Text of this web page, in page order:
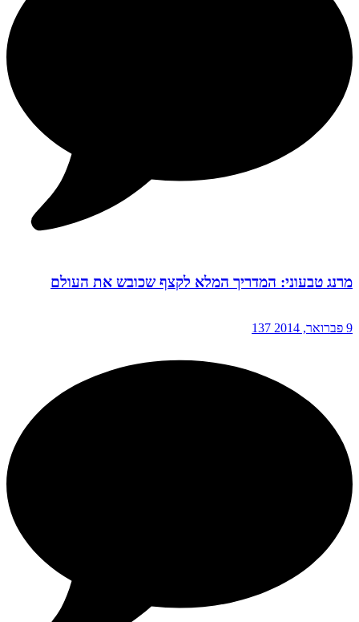
מרנג טבעוני: המדריך המלא לקצף שכובש את העולם
9 פברואר, 2014 137